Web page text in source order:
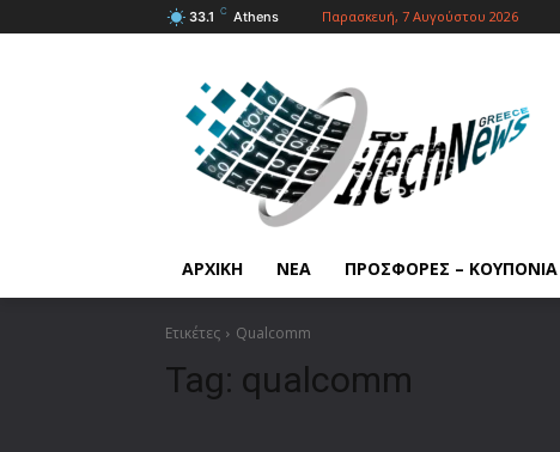
33.1 C Athens Παρασκευή, 7 Αυγούστου 2026
ΑΡΧΙΚΗ ΝΕΑ ΠΡΟΣΦΟΡΕΣ – ΚΟΥΠΟΝΙΑ
Ετικέτες Qualcomm
Tag: qualcomm